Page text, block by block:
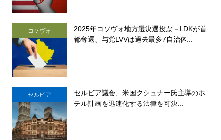
コソヴォ
2025年コソヴォ地方選決選投票－LDKが首
都奪還、与党LVVは過去最多7自治体...
セルビア
セルビア議会、米国クシュナー氏主導のホ
テル計画を迅速化する法律を可決...